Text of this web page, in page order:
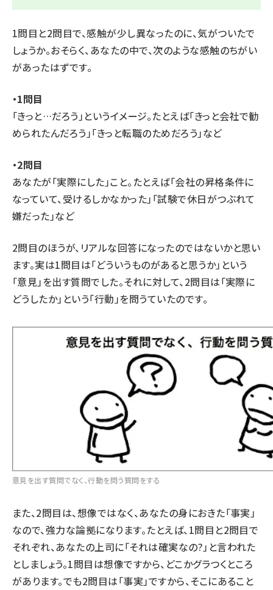
1問⽬と2問⽬で、感触が少し異なったのに、気がついたで
しょうか。おそらく、あなたの中で、次のような感触のちがい
があったはずです。
・1問⽬
「きっと…だろう」というイメージ。たとえば「きっと会社で勧
められたんだろう」「きっと転職のためだろう」など
・2問⽬
あなたが「実際にした」こと。たとえば「会社の昇格条件に
なっていて、受けるしかなかった」「試験で休日がつぶれて
嫌だった」など
2問⽬のほうが、リアルな回答になったのではないかと思い
ます。実は1問目は「どういうものがあると思うか」という
「意見」を出す質問でした。それに対して、2問目は「実際に
どうしたか」という「行動」を問うていたのです。
意見を出す質問でなく、行動を問う質問をする
また、2問目は、想像ではなく、あなたの身におきた「事実」
なので、強力な論拠になります。たとえば、1問目と2問目で
それぞれ、あなたの上司に「それは確実なの?」と言われた
としましょう。1問目は想像ですから、どこかグラつくところ
があります。でも2問目は「事実」ですから、そこにあること